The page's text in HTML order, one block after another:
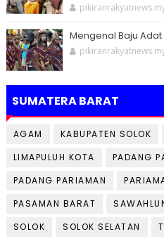
Mengenal Baju
SUMATERA BARAT
AGAM KABUPATEN SOLOK
LIMAPULUH KOTA
PADANG
PADANG PARIAMAN
PASAMAN BARAT
SOLOK
SOLOK SELATAN